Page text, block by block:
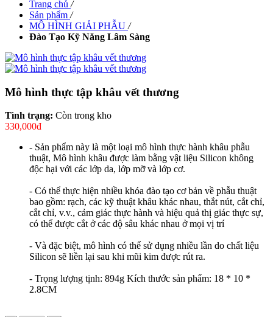
Trang chủ /
Sản phẩm /
MÔ HÌNH GIẢI PHẪU /
Đào Tạo Kỹ Năng Lâm Sàng
Mô hình thực tập khâu vết thương
Tình trạng: Còn trong kho
330,000đ
- Sản phẩm này là một loại mô hình thực hành khâu phẫu
thuật, Mô hình khâu được làm bằng vật liệu Silicon không
độc hại với các lớp da, lớp mỡ và lớp cơ.
- Có thể thực hiện nhiều khóa đào tạo cơ bản về phẫu thuật
bao gồm: rạch, các kỹ thuật khâu khác nhau, thắt nút, cắt chỉ,
cắt chỉ, v.v., cảm giác thực hành và hiệu quả thị giác thực sự,
có thể được cắt ở các độ sâu khác nhau ở mọi vị trí
- Và đặc biệt, mô hình có thể sử dụng nhiều lần do chất liệu
Silicon sẽ liền lại sau khi mũi kim được rút ra.
- Trọng lượng tịnh: 894g Kích thước sản phẩm: 18 * 10 *
2.8CM